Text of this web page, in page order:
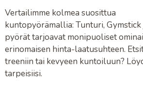
Vertailimme kolmea suosittua
kuntopyörämallia: Tunturi, Gymstick
pyörät tarjoavat monipuoliset
erinomaisen hinta-laatusuhteen.
treeniin tai kevyeen kuntoiluun?
tarpeisiisi.